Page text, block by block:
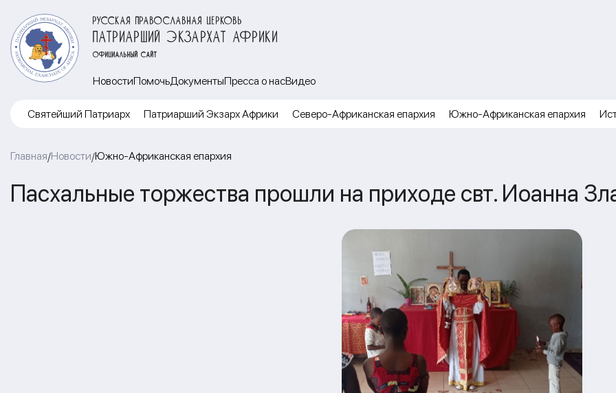
РУССКАЯ ПРАВОСЛАВНАЯ ЦЕРКОВЬ
ПАТРИАРШИЙ ЭКЗАРХАТ АФРИКИ
ОФИЦИАЛЬНЫЙ САЙТ
НовостиПомочьДокументыПресса о насВидео
Cвятейший Патриарх Патриарший Экзарх Африки Северо-Африканская епархия Южно-Африканская епархия
Главная/Новости/Южно-Африканская епархия
Пасхальные торжества прошли на приходе свт. Иоанна